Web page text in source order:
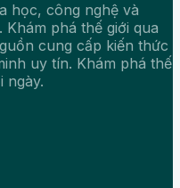
học, công nghệ và
phá thế giới qua
cung cấp kiến thức
uy tín. Khám phá thế
ngày.